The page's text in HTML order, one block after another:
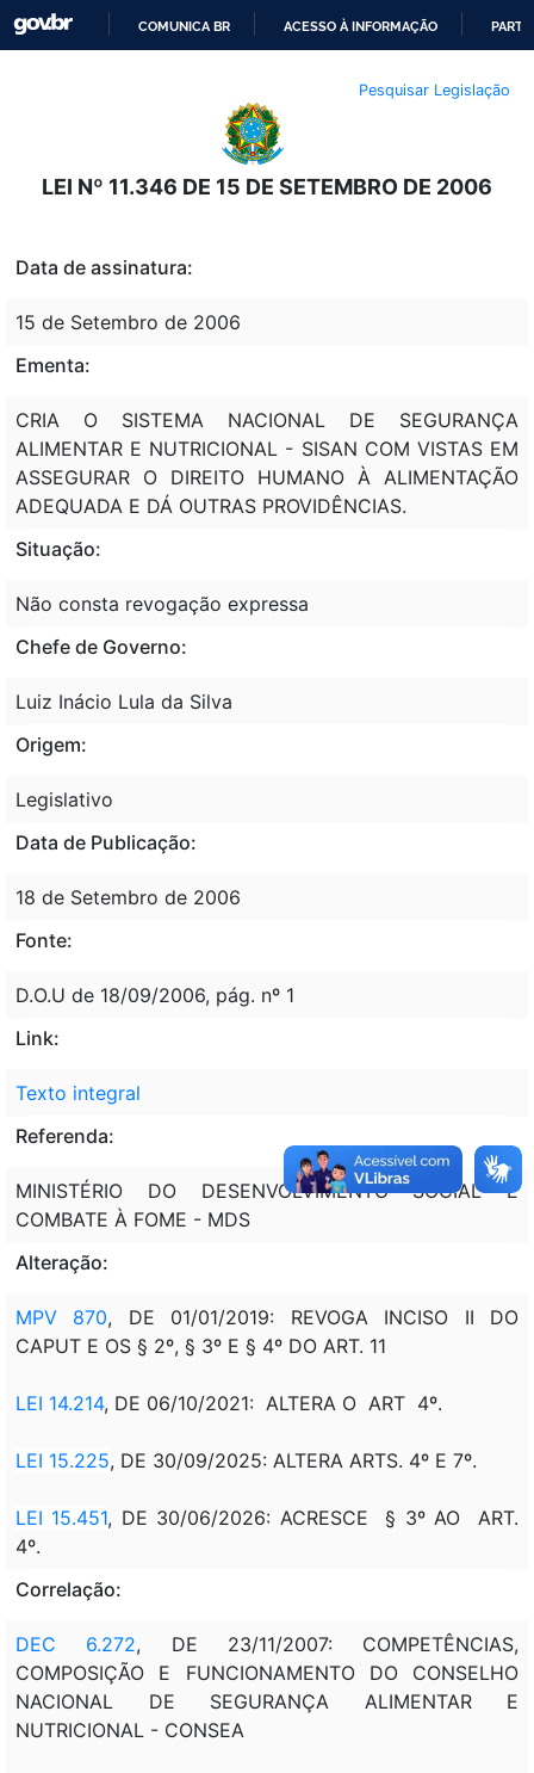
O
CONTEÚDO
COMUNICA BR ACESSO À INFORMAÇÃO
Pesquisar Legislação
LEI Nº 11.346 DE 15 DE SETEMBRO DE 2006
Data de assinatura:
15 de Setembro de 2006
Ementa:
CRIA O SISTEMA NACIONAL DE SEGURANÇA
ALIMENTAR E NUTRICIONAL - SISAN COM VISTAS EM
ASSEGURAR O DIREITO HUMANO À ALIMENTAÇÃO
ADEQUADA E DÁ OUTRAS PROVIDÊNCIAS.
Situação:
Não consta revogação expressa
Chefe de Governo:
Luiz Inácio Lula da Silva
Origem:
Legislativo
Data de Publicação:
18 de Setembro de 2006
Fonte:
D.O.U de 18/09/2006, pág. nº 1
Link:
Texto integral
Referenda:
MINISTÉRIO DO DESENVOLVIMENTO SOCIAL E
COMBATE À FOME - MDS
Alteração:
MPV 870, DE 01/01/2019: REVOGA INCISO II DO
CAPUT E OS § 2º, § 3º E § 4º DO ART. 11
LEI 14.214, DE 06/10/2021: ALTERA O ART 4º.
LEI 15.225, DE 30/09/2025: ALTERA ARTS. 4º E 7º.
LEI 15.451, DE 30/06/2026: ACRESCE § 3º AO ART.
4º.
Correlação:
DEC 6.272, DE 23/11/2007: COMPETÊNCIAS,
COMPOSIÇÃO E FUNCIONAMENTO DO CONSELHO
NACIONAL DE SEGURANÇA ALIMENTAR E
NUTRICIONAL - CONSEA